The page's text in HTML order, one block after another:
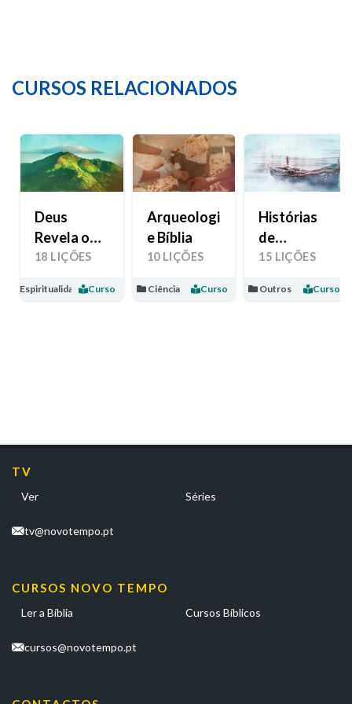
CURSOS RELACIONADOS
Deus
Revela o
Seu Amor
18 LIÇÕES
Espiritualidade Curso
Arqueologia
e Bíblia
10 LIÇÕES
Ciência Curso
Histórias
de
Esperança
15 LIÇÕES
Outros Curso
TV
Ver Séries
tv@novotempo.pt
CURSOS NOVO TEMPO
Ler a Bíblia Cursos Bíblicos
cursos@novotempo.pt